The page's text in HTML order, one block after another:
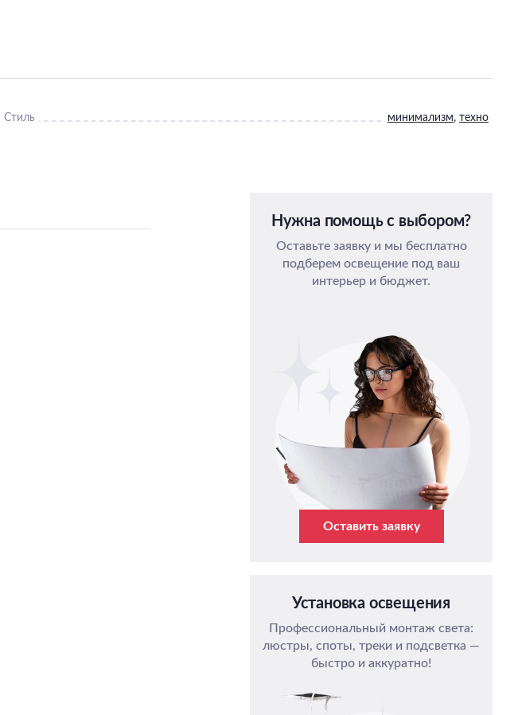
Стиль минимализм, техно
Нужна помощь с выбором?
Оставьте заявку и мы бесплатно
подберем освещение под ваш
интерьер и бюджет.
Оставить заявку
Установка освещения
Профессиональный монтаж света:
люстры, споты, треки и подсветка —
быстро и аккуратно!